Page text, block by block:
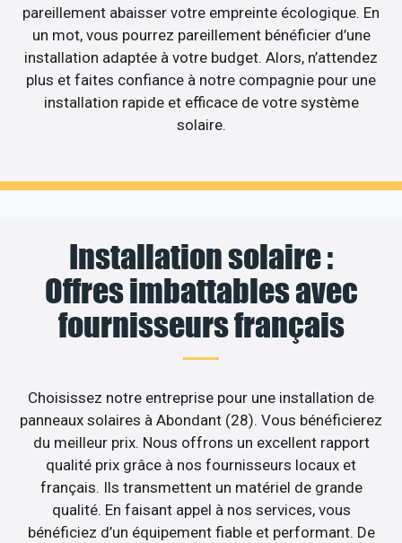
pareillement abaisser votre empreinte écologique. En
un mot, vous pourrez pareillement bénéficier d’une
installation adaptée à votre budget. Alors, n’attendez
plus et faites confiance à notre compagnie pour une
installation rapide et efficace de votre système
solaire.
Installation solaire :
Offres imbattables avec
fournisseurs français
Choisissez notre entreprise pour une installation de
panneaux solaires à Abondant (28). Vous bénéficierez
du meilleur prix. Nous offrons un excellent rapport
qualité prix grâce à nos fournisseurs locaux et
français. Ils transmettent un matériel de grande
qualité. En faisant appel à nos services, vous
bénéficiez d’un équipement fiable et performant. De